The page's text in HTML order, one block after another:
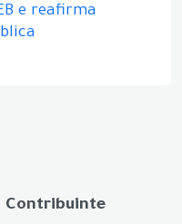
e reafirma
Contribuinte